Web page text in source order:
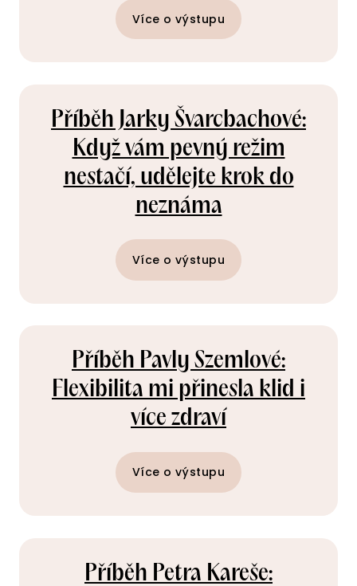
Více o výstupu
Příběh Jarky Švarcbachové:
Když vám pevný režim
nestačí, udělejte krok do
neznáma
Více o výstupu
Příběh Pavly Szemlové:
Flexibilita mi přinesla klid i
více zdraví
Více o výstupu
Příběh Petra Kareše: